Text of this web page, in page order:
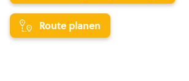
Route planen